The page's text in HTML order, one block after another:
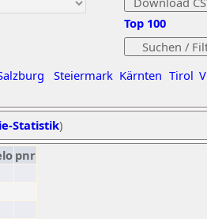
Steiermark Kärnten Tirol
Top 100
Statistik)
pnr